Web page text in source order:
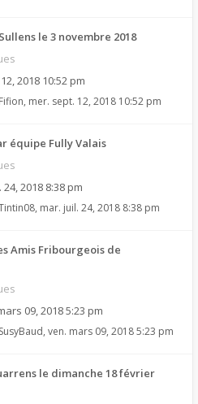
le 3 novembre 2018
2018 10:52 pm
Fifion, mer. sept. 12, 2018 10:52 pm
équipe Fully Valais
2018 8:38 pm
, mar. juil. 24, 2018 8:38 pm
Amis Fribourgeois de
09, 2018 5:23 pm
SusyBaud, ven. mars 09, 2018 5:23 pm
le dimanche 18 février